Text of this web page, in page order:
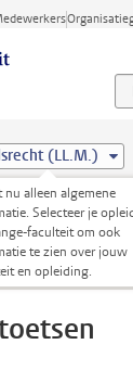
(LL.M.)
nu alleen algemene
Selecteer je
faculteit om ook
te zien over jouw
en opleiding.
Vakken en toetsen